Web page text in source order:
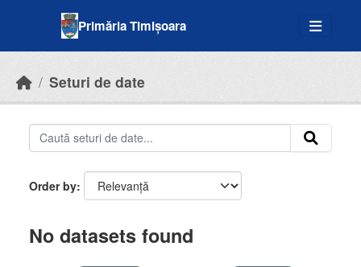
Primăria Timișoara
Seturi de date
Order by
No datasets found